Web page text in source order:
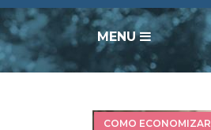
MENU
COMO ECONOMIZAR